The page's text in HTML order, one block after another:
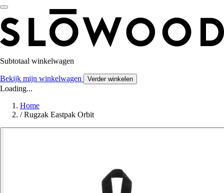
Subtotaal winkelwagen
Bekijk mijn winkelwagen Verder winkelen
Loading...
Home
/ Rugzak Eastpak Orbit